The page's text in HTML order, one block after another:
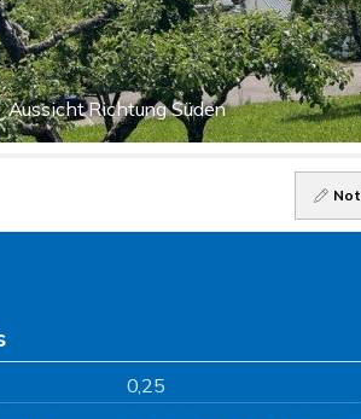
Aussicht Richtung Süden
0,25